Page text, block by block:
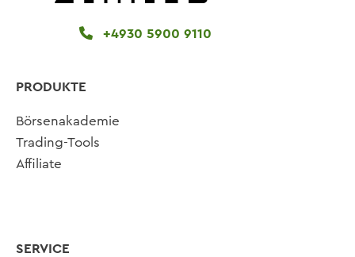
+4930 5900 9110
PRODUKTE
Börsenakademie
Trading-Tools
Affiliate
SERVICE